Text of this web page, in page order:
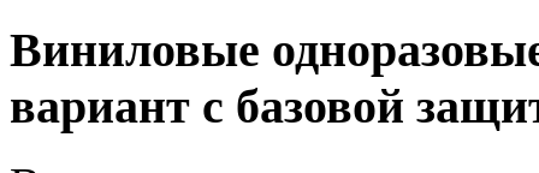
Виниловые
вариант с базовой